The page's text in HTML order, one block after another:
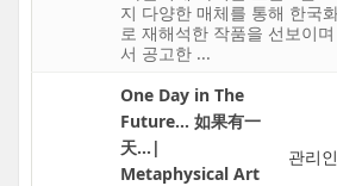
지 다양한 매체를 통해 한국
로 재해석한 작품을 선보이
서 공고한 ...
One Day in The
Future... 如果有一
天...|
Metaphysical Art
관리인